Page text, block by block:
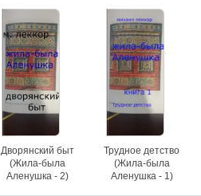
Дворянский быт
(Жила-была
Аленушка - 2)
Трудное детство
(Жила-была
Аленушка - 1)